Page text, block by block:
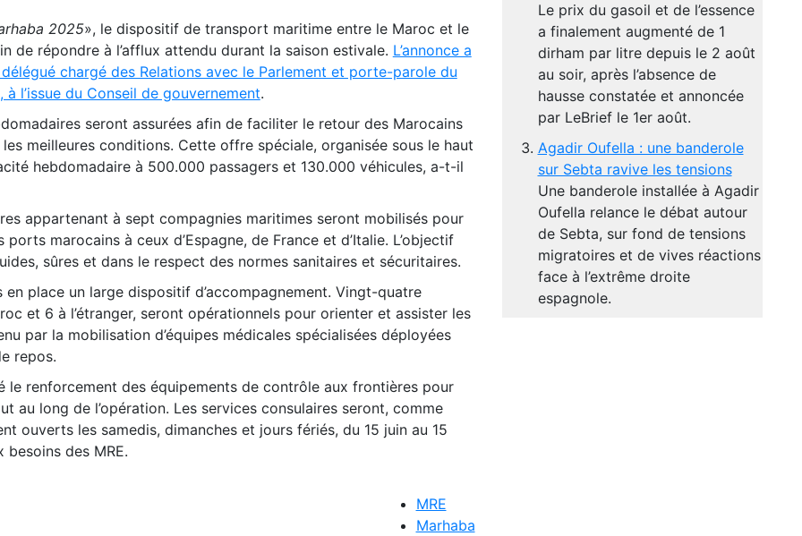
2025», le dispositif de transport maritime entre le Maroc et le
de répondre à l’afflux attendu durant la saison estivale. L’annonce a
chargé des Relations avec le Parlement et porte-parole du
l’issue du Conseil de gouvernement.
seront assurées afin de faciliter le retour des Marocains
les meilleures conditions. Cette offre spéciale, organisée sous le haut
hebdomadaire à 500.000 passagers et 130.000 véhicules, a-t-il
appartenant à sept compagnies maritimes seront mobilisés pour
marocains à ceux d’Espagne, de France et d’Italie. L’objectif
sûres et dans le respect des normes sanitaires et sécuritaires.
place un large dispositif d’accompagnement. Vingt-quatre
et 6 à l’étranger, seront opérationnels pour orienter et assister les
par la mobilisation d’équipes médicales spécialisées déployées
repos.
le renforcement des équipements de contrôle aux frontières pour
au long de l’opération. Les services consulaires seront, comme
ouverts les samedis, dimanches et jours fériés, du 15 juin au 15
des MRE.
MRE
Marhaba
Le prix du gasoil et de l’essence
a finalement augmenté de 1
dirham par litre depuis le 2 août
au soir, après l’absence de
hausse constatée et annoncée
par LeBrief le 1er août.
Agadir Oufella : une banderole
sur Sebta ravive les tensions
Une banderole installée à Agadir
Oufella relance le débat autour
de Sebta, sur fond de tensions
migratoires et de vives réactions
face à l’extrême droite
espagnole.